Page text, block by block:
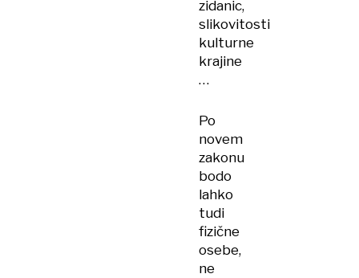
zidanic,
slikovitosti
kulturne
krajine
…
Po
novem
zakonu
bodo
lahko
tudi
fizične
osebe,
ne